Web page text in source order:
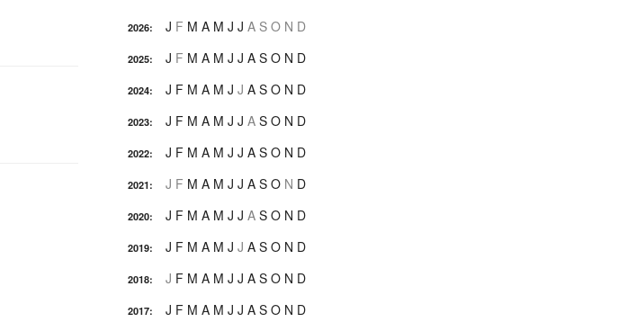
2026: J F M A M J J A S O N D
2025: J F M A M J J A S O N D
2024: J F M A M J J A S O N D
2023: J F M A M J J A S O N D
2022: J F M A M J J A S O N D
2021: J F M A M J J A S O N D
2020: J F M A M J J A S O N D
2019: J F M A M J J A S O N D
2018: J F M A M J J A S O N D
2017: J F M A M J J A S O N D